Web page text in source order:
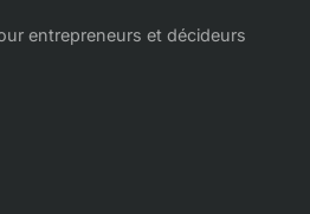
entrepreneurs et décideurs